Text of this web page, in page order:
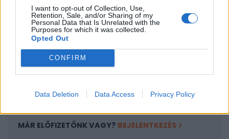
I want to opt-out of Collection, Use,
Retention, Sale, and/or Sharing of my
Personal Data that Is Unrelated with the
Purposes for which it was collected.
Opted Out
CONFIRM
Data Deletion Data Access Privacy Policy
regisztrációhoz kötött.
Az előfizetés a következőket tartalmazza:
Portfolio.hu teljes cikkarchívum
Kötéslisták: BÉT elmúlt 2 év napon belüli
kötéslistái
MÁR ELŐFIZETŐNK VAGY? BEJELENTKEZÉS